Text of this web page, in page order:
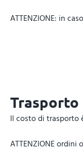
ATTENZIONE: in
Trasporto
Il costo di trasporto
ATTENZIONE